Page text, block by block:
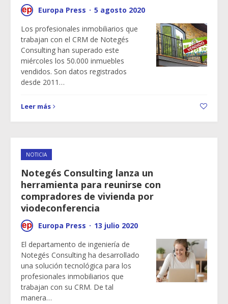
Europa Press · 5 agosto 2020
Los profesionales inmobiliarios que
trabajan con el CRM de Notegés
Consulting han superado este
miércoles los 50.000 inmuebles
vendidos. Son datos registrados
desde 2011…
Leer más
NOTICIA
Notegés Consulting lanza un
herramienta para reunirse con
compradores de vivienda por
viodeconferencia
Europa Press · 13 julio 2020
El departamento de ingeniería de
Notegés Consulting ha desarrollado
una solución tecnológica para los
profesionales inmobiliarios que
trabajan con su CRM. De tal
manera…